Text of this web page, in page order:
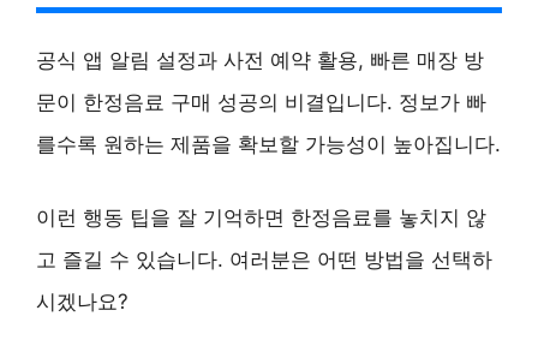
공식 앱 알림 설정과 사전 예약 활용, 빠른 매장 방
문이 한정음료 구매 성공의 비결입니다. 정보가 빠
를수록 원하는 제품을 확보할 가능성이 높아집니다.
이런 행동 팁을 잘 기억하면 한정음료를 놓치지 않
고 즐길 수 있습니다. 여러분은 어떤 방법을 선택하
시겠나요?